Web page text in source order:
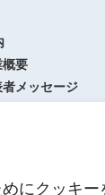
にクッキー
概要
者メッセージ